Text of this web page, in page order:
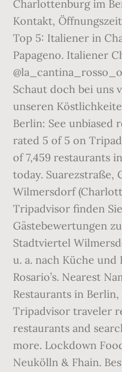
Charlottenburg im
Kontakt,
Top 5: Italiener in
Papageno. Italiener
Schaut doch bei uns
unseren
Berlin: See unbiased
rated 5 of 5 on
of 7,459 restaurants
today. Suarezstraße,
Wilmersdorf
Tripadvisor finden Sie
Gästebewertungen
Stadtviertel
u. a. nach Küche und
Rosario’s. Nearest
Restaurants in
Tripadvisor traveler
restaurants and
more. Lockdown
Neukölln & Fhain.